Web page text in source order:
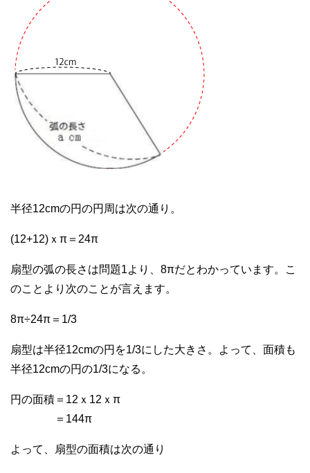
半径12cmの円の円周は次の通り。
(12+12)ｘπ＝24π
扇型の弧の長さは問題1より、8πだとわかっています。こ
のことより次のことが言えます。
8π÷24π＝1/3
扇型は半径12cmの円を1/3にした大きさ。よって、面積も
半径12cmの円の1/3になる。
円の面積＝12ｘ12ｘπ
＝144π
よって、扇型の面積は次の通り